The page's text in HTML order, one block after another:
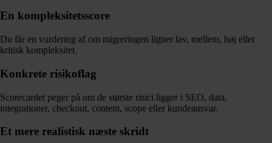
En kompleksitetsscore
Du får en vurdering af om migreringen ligner lav, mellem, høj eller
kritisk kompleksitet.
Konkrete risikoflag
Scorecardet peger på om de største risici ligger i SEO, data,
integrationer, checkout, content, scope eller kundeansvar.
Et mere realistisk næste skridt